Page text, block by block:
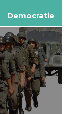
Democratie